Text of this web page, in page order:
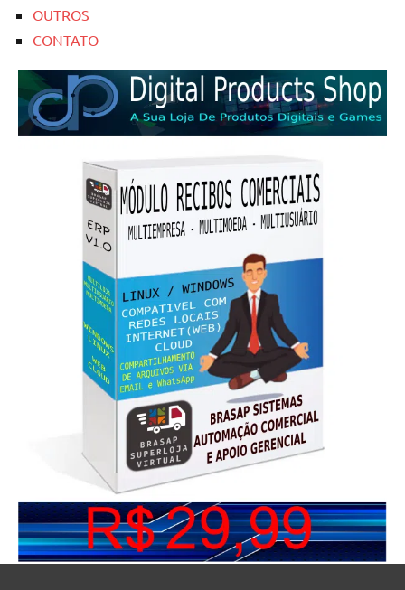
OUTROS
CONTATO